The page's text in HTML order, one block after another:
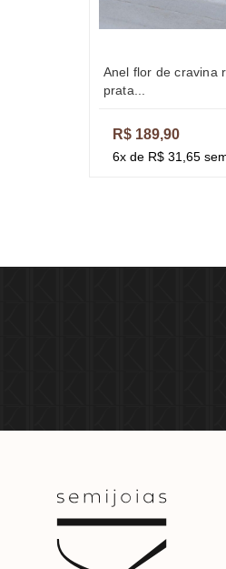
anel flor de cravina regulável banho
prata...
R$ 189,90
6x de R$ 31,65